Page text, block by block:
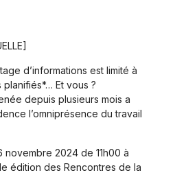
d’informations est limité à
Et vous ?
depuis plusieurs mois a
l’omniprésence du travail
2024 de 11h00 à
édition des Rencontres de la